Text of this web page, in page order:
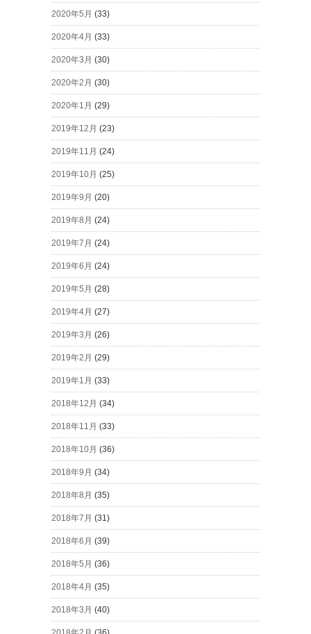
2020年5月 (33)
2020年4月 (33)
2020年3月 (30)
2020年2月 (30)
2020年1月 (29)
2019年12月 (23)
2019年11月 (24)
2019年10月 (25)
2019年9月 (20)
2019年8月 (24)
2019年7月 (24)
2019年6月 (24)
2019年5月 (28)
2019年4月 (27)
2019年3月 (26)
2019年2月 (29)
2019年1月 (33)
2018年12月 (34)
2018年11月 (33)
2018年10月 (36)
2018年9月 (34)
2018年8月 (35)
2018年7月 (31)
2018年6月 (39)
2018年5月 (36)
2018年4月 (35)
2018年3月 (40)